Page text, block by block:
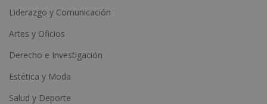
Liderazgo y Comunicación
Artes y Oficios
Derecho e Investigación
Estética y Moda
Salud y Deporte